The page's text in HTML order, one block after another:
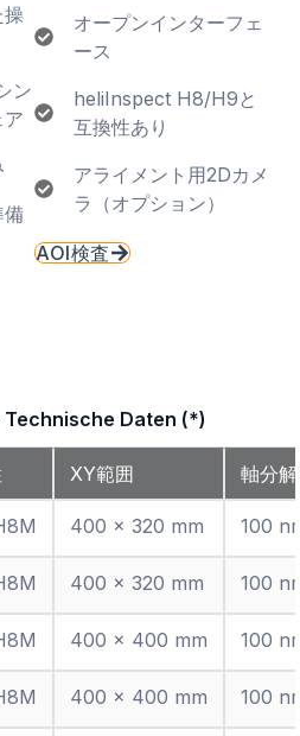
操
ン
ア
備
オープンインターフェ
ース
heliInspect H8/H9と
互換性あり
アライメント用2Dカメ
ラ（オプション）
AOI検査
XY範囲 軸分
400 × 320 mm 100
400 × 320 mm 100
400 × 400 mm 100
400 × 400 mm 100